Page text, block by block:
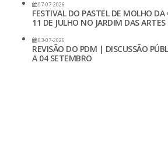
07-07-2026
FESTIVAL DO PASTEL DE MOLHO
11 DE JULHO NO JARDIM DAS ARTES
03-07-2026
REVISÃO DO PDM | DISCUSSÃO
A 04 SETEMBRO